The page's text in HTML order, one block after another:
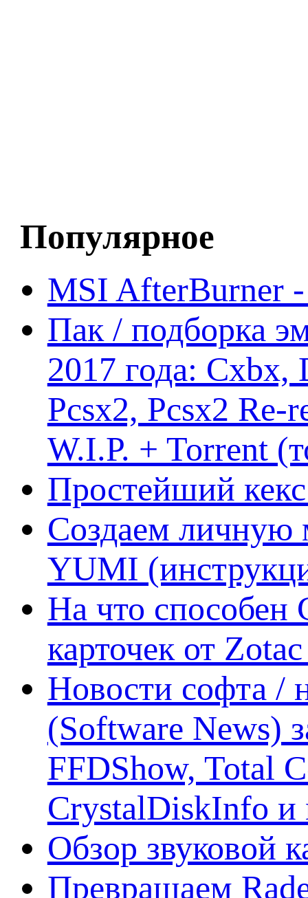
Популярное
MSI AfterBurner
Пак / подборка
2017 года:
Pcsx2, Pcsx2
W.I.P. + Torrent
Простейший кекс
Создаем личную
YUMI
На что способен
карточек от
Новости софта /
(Software News)
FFDShow, Total
CrystalDiskInfo и
Обзор звуковой
Превращаем